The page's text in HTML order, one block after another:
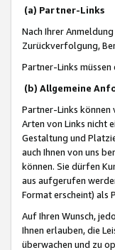
(a) Partner-Links
Nach Ihrer
Zurückverfolgung,
Partner-Links
(b) Allgemeine
Partner-Links können
Arten von Links nicht
Gestaltung und
auch Ihnen von uns
können. Sie dürfen
aus aufgerufen
Format erscheint) als
Auf Ihren Wunsch,
Ihnen erlauben, die
überwachen und zu